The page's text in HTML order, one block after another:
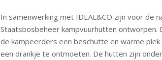
In samenwerking met IDEAL&CO zijn voor de
Staatsbosbeheer kampvuurhutten ontworpen.
de kampeerders een beschutte en warme
een drankje te ontmoeten. De hutten zijn